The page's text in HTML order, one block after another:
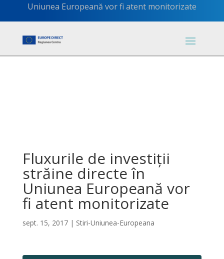
Uniunea Europeană vor fi atent monitorizate
Fluxurile de investiții
străine directe în
Uniunea Europeană vor
fi atent monitorizate
sept. 15, 2017| Stiri-Uniunea-Europeana